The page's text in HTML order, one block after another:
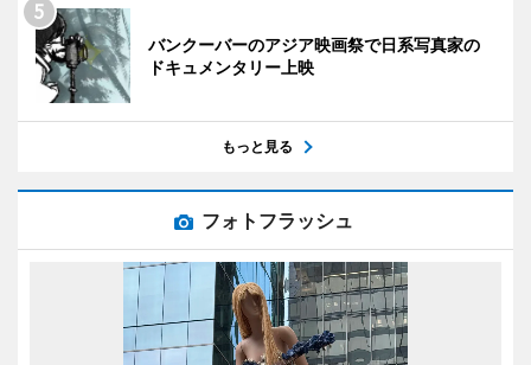
バンクーバーのアジア映画祭で日系写真家の
ドキュメンタリー上映
もっと見る
フォトフラッシュ